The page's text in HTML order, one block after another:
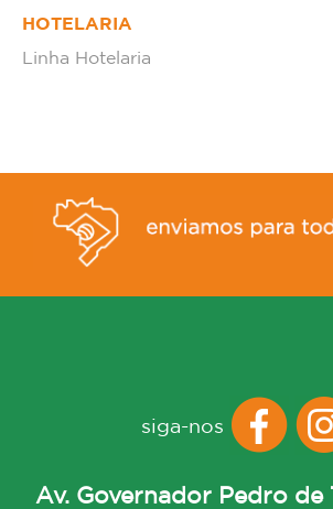
HOTELARIA
Linha Hotelaria
siga-nos
Av. Governador Pedro de